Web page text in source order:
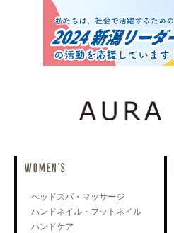
WOMEN'S
ヘッドスパ・マッサージ
ハンドネイル・フットネイル
ハンドケア